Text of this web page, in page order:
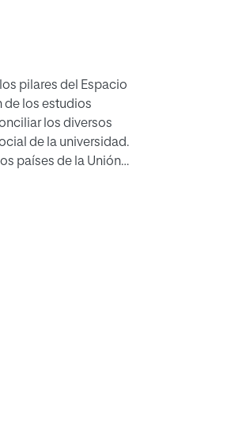
pilares del Espacio
de los estudios
los diversos
de la universidad.
países de la Unión